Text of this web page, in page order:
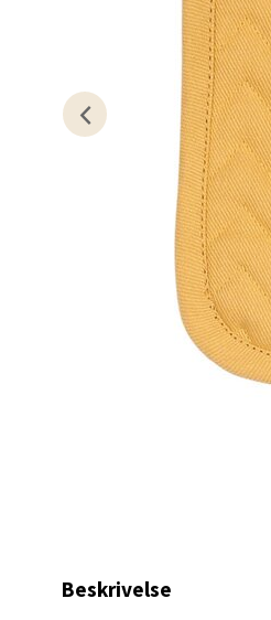
Beskrivelse